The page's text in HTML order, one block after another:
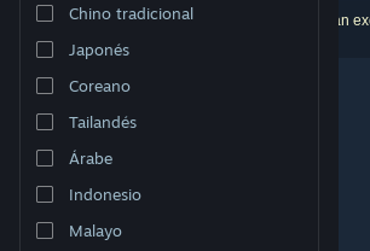
Cambiar idioma
Obtener la aplicación de Steam Mobile
Ver versión clásica
Chino tradicional
Japonés
Coreano
Tailandés
Árabe
Indonesio
Malayo
0 resultado(s) coinciden con la búsqueda. Se han
títulos según tus preferencias.